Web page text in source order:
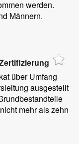
werden.
Männern.
über Umfang
ausgestellt
mehr als zehn